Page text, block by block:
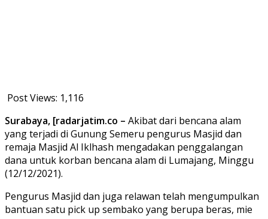
Post Views: 1,116
Surabaya, [radarjatim.co – Akibat dari bencana alam
yang terjadi di Gunung Semeru pengurus Masjid dan
remaja Masjid Al Iklhash mengadakan penggalangan
dana untuk korban bencana alam di Lumajang, Minggu
(12/12/2021).
Pengurus Masjid dan juga relawan telah mengumpulkan
bantuan satu pick up sembako yang berupa beras, mie